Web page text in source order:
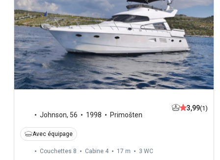
Johnson, 56 1998 Primošten
3,99(1)
Avec équipage
Couchettes 8 Cabine 4 17 m 3 WC